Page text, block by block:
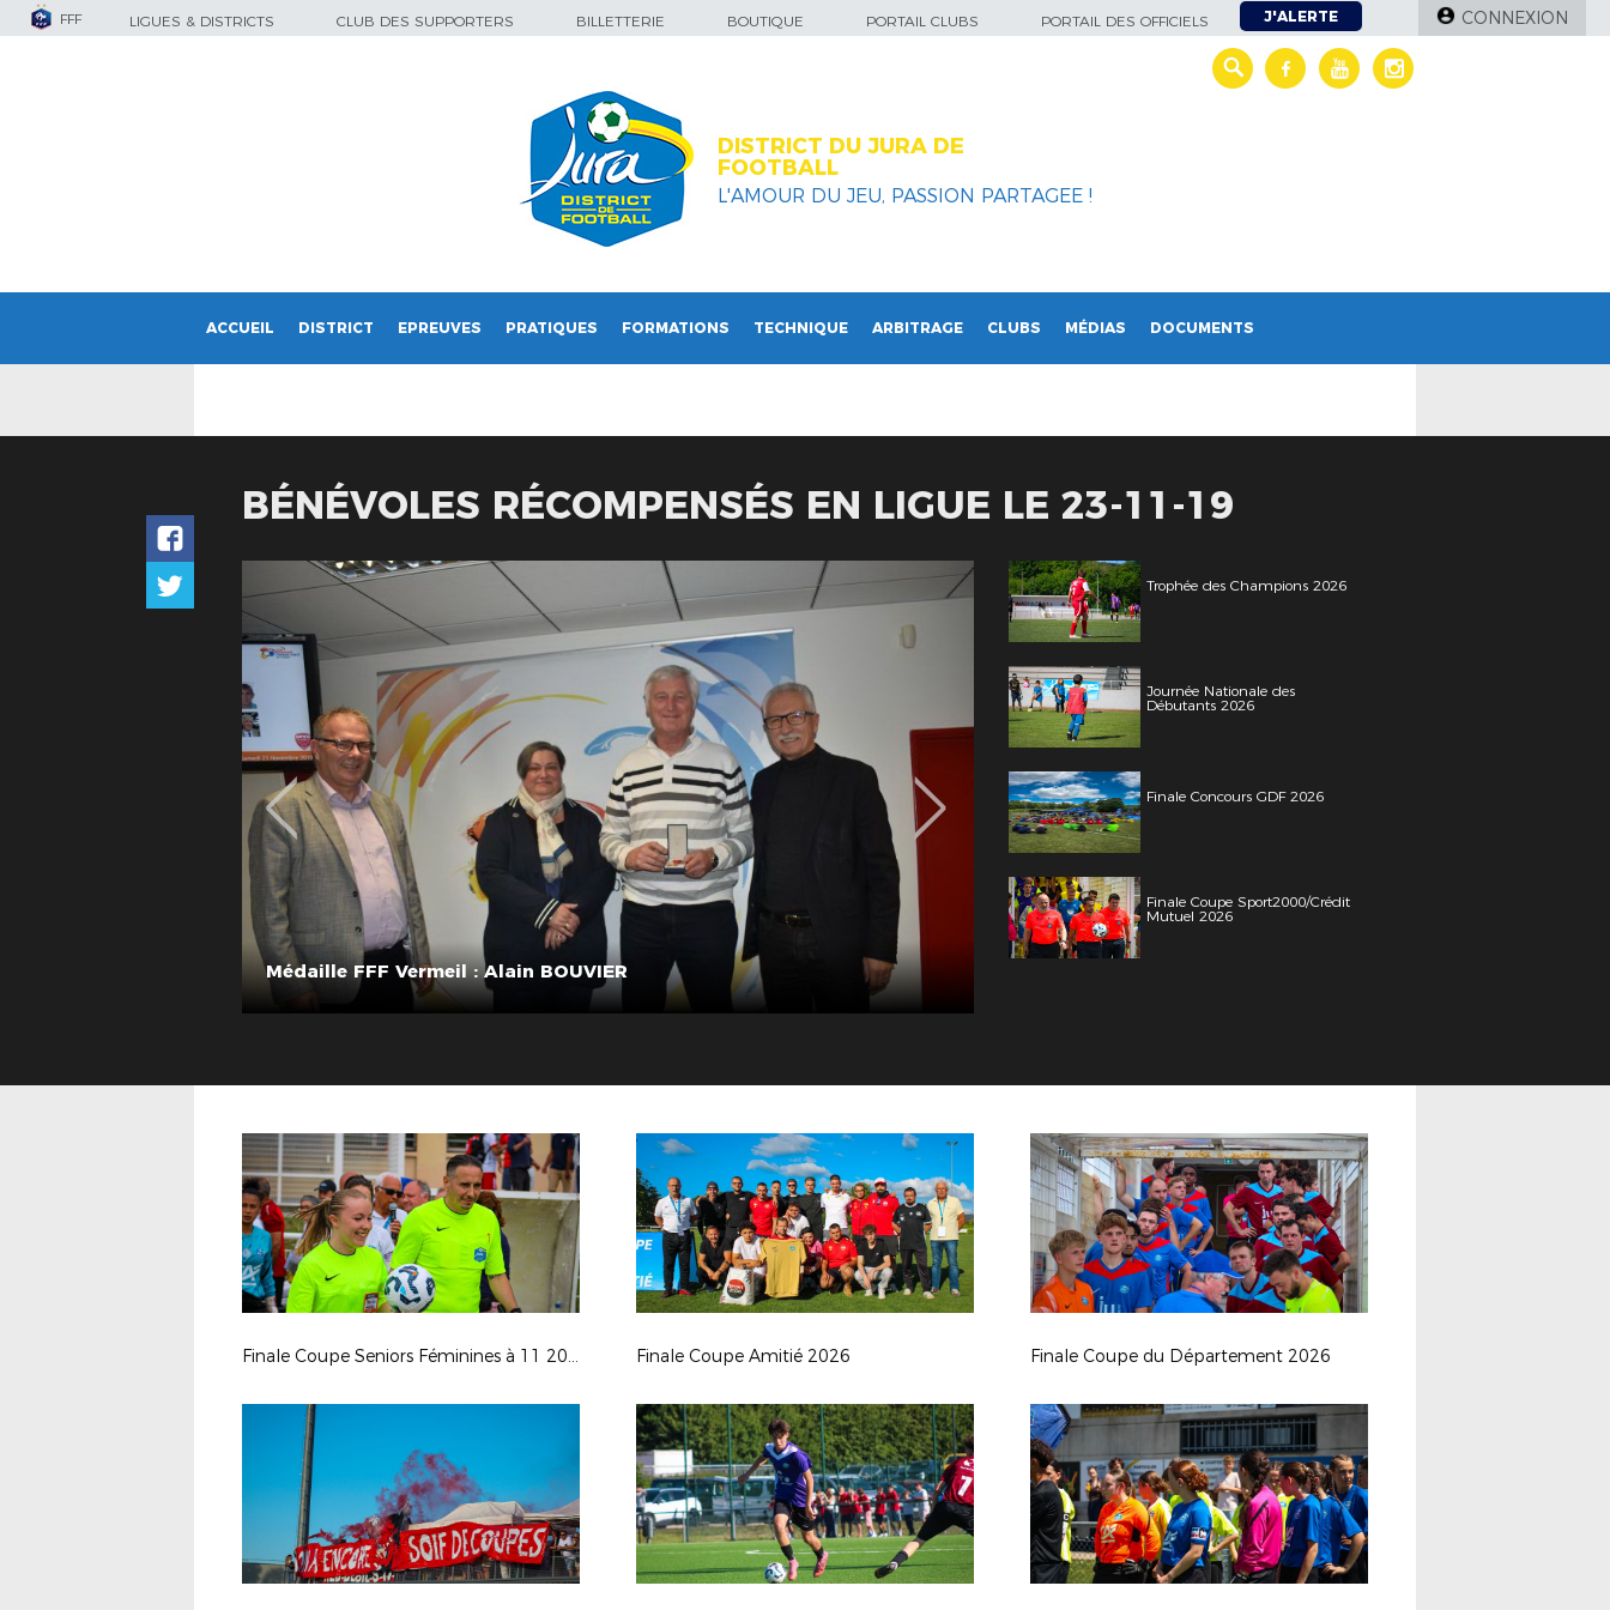
FFF LIGUES & DISTRICTS CLUB DES SUPPORTERS BILLETTERIE BOUTIQUE PORTAIL CLUBS PORTAIL DES OFFICIELS J'ALERTE CONNEXION
DISTRICT DU JURA DE
FOOTBALL
L'AMOUR DU JEU, PASSION PARTAGEE !
ACCUEIL DISTRICT EPREUVES PRATIQUES FORMATIONS TECHNIQUE ARBITRAGE CLUBS MÉDIAS DOCUMENTS
BÉNÉVOLES RÉCOMPENSÉS EN LIGUE LE 23-11-19
Médaille FFF Vermeil : Alain BOUVIER
Trophée des Champions 2026
Journée Nationale des
Débutants 2026
Finale Concours GDF 2026
Finale Coupe Sport2000/Crédit
Mutuel 2026
Finale Coupe Seniors Féminines à 11 2026 Finale Coupe Amitié 2026 Finale Coupe du Département 2026